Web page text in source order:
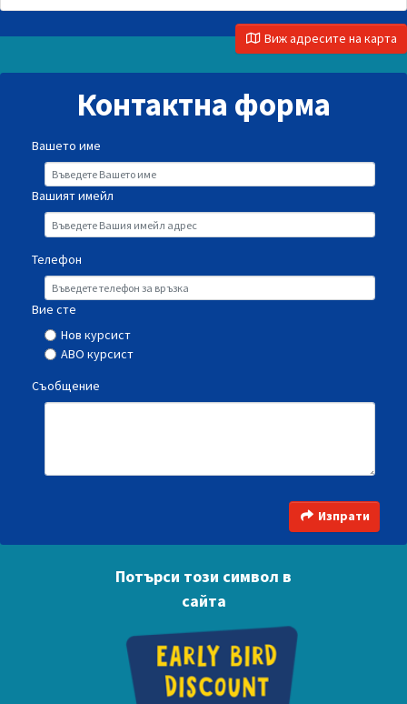
Виж адресите на карта
Потърси този символ в
сайта
Контактна форма
Вашето име
Вашият имейл
Вие сте
Нов курсист
АВО курсист
Телефон
Съобщение
Изпрати